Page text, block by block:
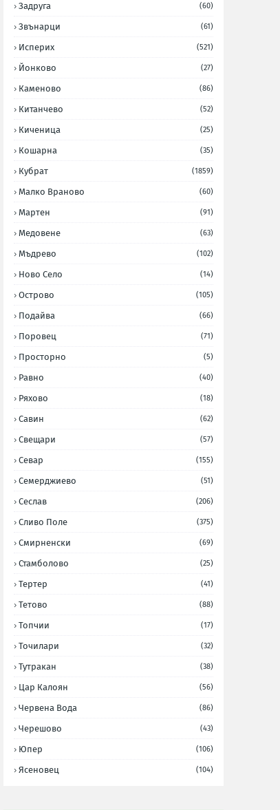
Задруга (60)
Звънарци (61)
Исперих (521)
Йонково (27)
Каменово (86)
Китанчево (52)
Киченица (25)
Кошарна (35)
Кубрат (1859)
Малко Враново (60)
Мартен (91)
Медовене (63)
Мъдрево (102)
Ново Село (14)
Острово (105)
Подайва (66)
Поровец (71)
Просторно (5)
Равно (40)
Ряхово (18)
Савин (62)
Свещари (57)
Севар (155)
Семерджиево (51)
Сеслав (206)
Сливо Поле (375)
Смирненски (69)
Стамболово (25)
Тертер (41)
Тетово (88)
Топчии (17)
Точилари (32)
Тутракан (38)
Цар Калоян (56)
Червена Вода (86)
Черешово (43)
Юпер (106)
Ясеновец (104)